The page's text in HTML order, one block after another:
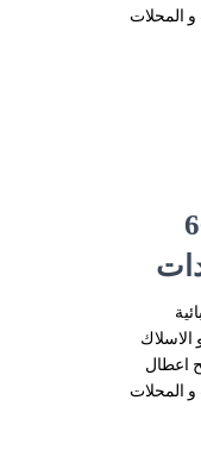
و المحلات
الاسلاك
اعطال
و المحلات